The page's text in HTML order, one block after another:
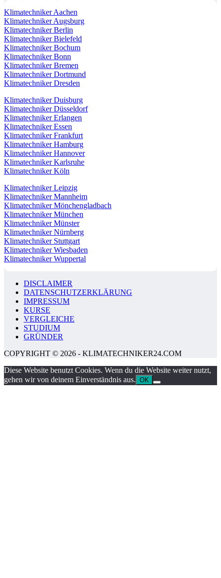
Klimatechniker Aachen
Klimatechniker Augsburg
Klimatechniker Berlin
Klimatechniker Bielefeld
Klimatechniker Bochum
Klimatechniker Bonn
Klimatechniker Bremen
Klimatechniker Dortmund
Klimatechniker Dresden
Klimatechniker Duisburg
Klimatechniker Düsseldorf
Klimatechniker Erlangen
Klimatechniker Essen
Klimatechniker Frankfurt
Klimatechniker Hamburg
Klimatechniker Hannover
Klimatechniker Karlsruhe
Klimatechniker Köln
Klimatechniker Leipzig
Klimatechniker Mannheim
Klimatechniker Mönchengladbach
Klimatechniker München
Klimatechniker Münster
Klimatechniker Nürnberg
Klimatechniker Stuttgart
Klimatechniker Wiesbaden
Klimatechniker Wuppertal
DISCLAIMER
DATENSCHUTZERKLÄRUNG
IMPRESSUM
KURSE
VERGLEICHE
STUDIUM
GRÜNDER
COPYRIGHT © 2026 - KLIMATECHNIKER24.COM
Diese Website benutzt Cookies. Wenn du die Website weiter nutzt,
gehen wir von deinem Einverständnis aus. OK